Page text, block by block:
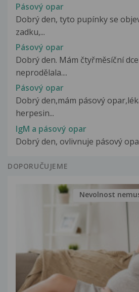
Pásový opar
Dobrý den, tyto pupínky se
zadku,...
Pásový opar
Dobrý den. Mám čtyřměsíční
neprodělala....
Pásový opar
Dobrý den,mám pásový
herpesin...
IgM a pásový opar
Dobrý den, ovlivnuje pásový
DOPORUČUJEME
Nevolnost